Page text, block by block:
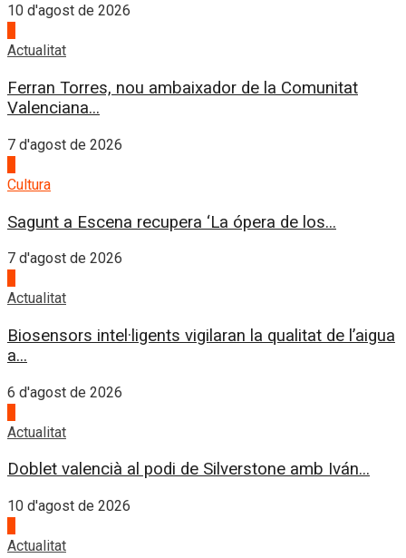
10 d'agost de 2026
Actualitat
Ferran Torres, nou ambaixador de la Comunitat
Valenciana...
7 d'agost de 2026
Cultura
Sagunt a Escena recupera ‘La ópera de los...
7 d'agost de 2026
Actualitat
Biosensors intel·ligents vigilaran la qualitat de l’aigua
a...
6 d'agost de 2026
Actualitat
Doblet valencià al podi de Silverstone amb Iván...
10 d'agost de 2026
Actualitat